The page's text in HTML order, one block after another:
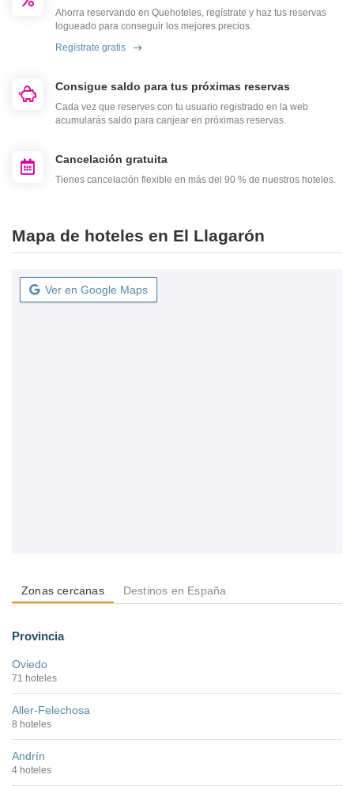
Ahorra reservando en Quehoteles, regístrate y haz tus reservas
logueado para conseguir los mejores precios.
Regístrate gratis
Consigue saldo para tus próximas reservas
Cada vez que reserves con tu usuario registrado en la web
acumularás saldo para canjear en próximas reservas.
Cancelación gratuita
Tienes cancelación flexible en más del 90 % de nuestros hoteles.
Mapa de hoteles en El Llagarón
Ver en Google Maps
Zonas cercanas Destinos en España
Provincia
Oviedo
71 hoteles
Aller-Felechosa
8 hoteles
Andrín
4 hoteles